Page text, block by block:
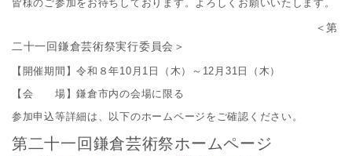
皆様のご参加をお待ちしております。よろしくお願いいたします。
＜第
二十一回鎌倉芸術祭実行委員会＞
【開催期間】令和８年10月1日（木）～12月31日（木）
【会 場】鎌倉市内の会場に限る
参加申込等詳細は、以下のホームページをご確認ください。
第二十一回鎌倉芸術祭ホームページ